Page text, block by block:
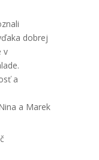
dobrej
a
a Marek